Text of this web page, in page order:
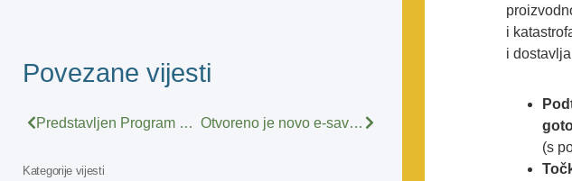
Povezane vijesti
Predstavljen Program potpore posrednicima u lancu doniranja hrane i/ili banci hrane Otvoreno je novo e-savjetovanje – Savjetovanje sa zainteresiranom javnošću o Nacrtu prijedloga Zakona o izmjenama i dopunama Zakona o Agenciji za mobilnost i programe Europske unije
Kategorije vijesti
i
i
(s